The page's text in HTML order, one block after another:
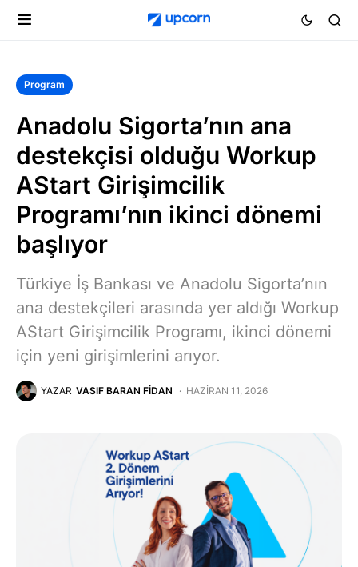
Program
Anadolu Sigorta’nın ana
destekçisi olduğu Workup
AStart Girişimcilik
Programı’nın ikinci dönemi
başlıyor
Türkiye İş Bankası ve Anadolu Sigorta’nın
ana destekçileri arasında yer aldığı Workup
AStart Girişimcilik Programı, ikinci dönemi
için yeni girişimlerini arıyor.
YAZAR VASIF BARAN FIDAN HAZIRAN 11, 2026